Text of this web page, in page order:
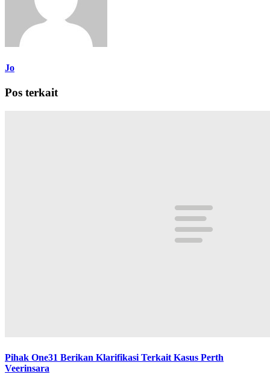
Jo
Pos terkait
Pihak One31 Berikan Klarifikasi Terkait Kasus Perth
Veerinsara